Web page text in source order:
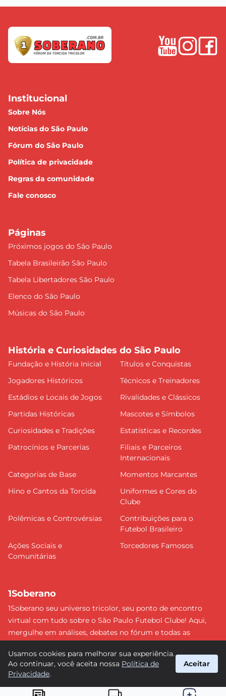
Institucional
Sobre Nós
Notícias do São Paulo
Fórum do São Paulo
Política de privacidade
Regras da comunidade
Fale conosco
Páginas
Próximos jogos do São Paulo
Tabela Brasileirão São Paulo
Tabela Libertadores São Paulo
Elenco do São Paulo
Músicas do São Paulo
História e Curiosidades do São Paulo
Fundação e História Inicial
Títulos e Conquistas
Jogadores Históricos
Técnicos e Treinadores
Estádios e Locais de Jogos
Rivalidades e Clássicos
Partidas Históricas
Mascotes e Símbolos
Curiosidades e Tradições
Estatísticas e Recordes
Patrocínios e Parcerias
Filiais e Parceiros
Internacionais
Categorias de Base
Momentos Marcantes
Hino e Cantos da Torcida
Uniformes e Cores do
Clube
Polêmicas e Controvérsias
Contribuições para o
Futebol Brasileiro
Ações Sociais e
Comunitárias
Torcedores Famosos
1Soberano
1Soberano seu universo tricolor, seu ponto de encontro
virtual com tudo sobre o São Paulo Futebol Clube! Aqui,
mergulhe em análises, debates no fórum e todas as
detalhe e faça parte dessa comunidade apaixonada pelo
tricolor paulista. #SPFC #SãoPaulo #1Soberano
Usamos cookies para melhorar sua experiência.
Ao continuar, você aceita nossa Política de
Privacidade.
Aceitar